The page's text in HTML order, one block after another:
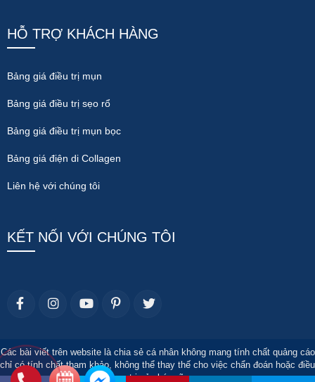
HỖ TRỢ KHÁCH HÀNG
Bảng giá điều trị mụn
Bảng giá điều trị sẹo rổ
Bảng giá điều trị mụn bọc
Bảng giá điện di Collagen
Liên hệ với chúng tôi
KẾT NỐI VỚI CHÚNG TÔI
Các bài viết trên website là chia sẻ cá nhân không mang tính chất quảng cáo
chỉ có tính chất tham khảo, không thể thay thế cho việc chẩn đoán hoặc điều
trị của bác sĩ.